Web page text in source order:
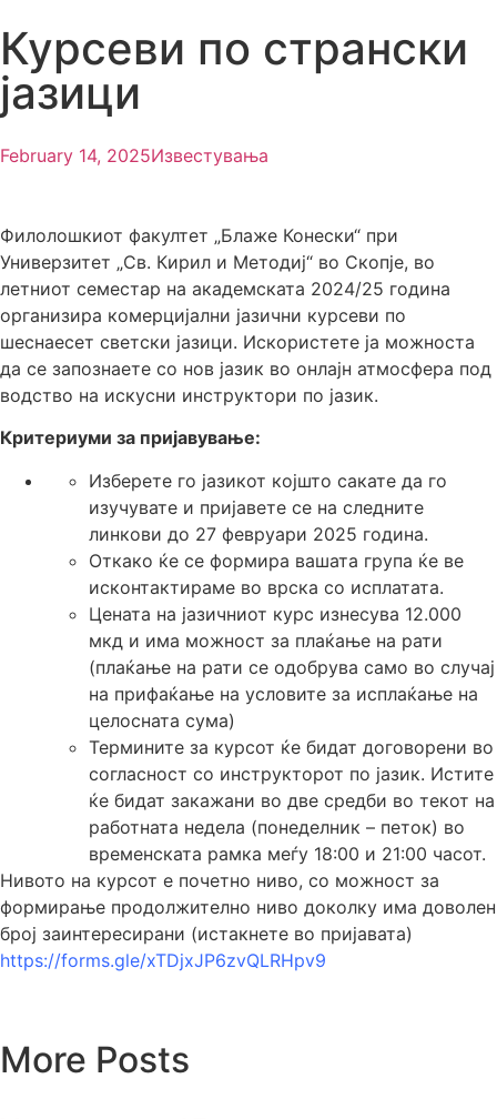
Курсеви по странски
јазици
February 14, 2025Известувања
Филолошкиот факултет „Блаже Конески“ при
Универзитет „Св. Кирил и Методиј“ во Скопје, во
летниот семестар на академската 2024/25 година
организира комерцијални јазични курсеви по
шеснаесет светски јазици. Искористете ја можноста
да се запознаете со нов јазик во онлајн атмосфера под
водство на искусни инструктори по јазик.
Критериуми за пријавување:
Изберете го јазикот којшто сакате да го
изучувате и пријавете се на следните
линкови до 27 февруари 2025 година.
Откако ќе се формира вашата група ќе ве
исконтактираме во врска со исплатата.
Цената на јазичниот курс изнесува 12.000
мкд и има можност за плаќање на рати
(плаќање на рати се одобрува само во случај
на прифаќање на условите за исплаќање на
целосната сума)
Термините за курсот ќе бидат договорени во
согласност со инструкторот по јазик. Истите
ќе бидат закажани во две средби во текот на
работната недела (понеделник – петок) во
временската рамка меѓу 18:00 и 21:00 часот.
Нивото на курсот е почетно ниво, со можност за
формирање продолжително ниво доколку има доволен
број заинтересирани (истакнете во пријавата)
https://forms.gle/xTDjxJP6zvQLRHpv9
More Posts